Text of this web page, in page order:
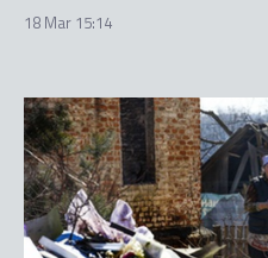
18 Mar 15:14